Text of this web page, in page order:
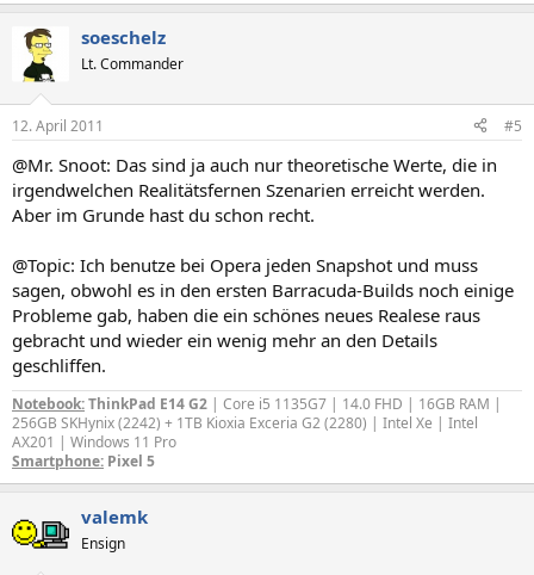
soeschelz
Lt. Commander
12. April 2011 #5
@Mr. Snoot: Das sind ja auch nur theoretische Werte, die in
irgendwelchen Realitätsfernen Szenarien erreicht werden.
Aber im Grunde hast du schon recht.
@Topic: Ich benutze bei Opera jeden Snapshot und muss
sagen, obwohl es in den ersten Barracuda-Builds noch einige
Probleme gab, haben die ein schönes neues Realese raus
gebracht und wieder ein wenig mehr an den Details
geschliffen.
Notebook:ThinkPad E14 G2 | Core i5 1135G7 | 14.0 FHD | 16GB RAM |
256GB SKHynix (2242) + 1TB Kioxia Exceria G2 (2280) | Intel Xe | Intel
AX201 | Windows 11 Pro
Smartphone: Pixel 5
valemk
Ensign